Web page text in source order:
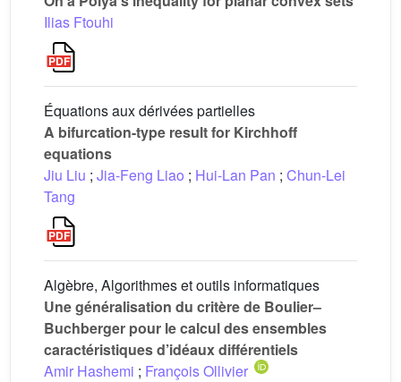
Ilias Ftouhi
Équations aux dérivées partielles
A bifurcation-type result for Kirchhoff
equations
Jiu Liu ; Jia-Feng Liao ; Hui-Lan Pan ; Chun-Lei
Tang
Algèbre, Algorithmes et outils informatiques
Une généralisation du critère de Boulier–
Buchberger pour le calcul des ensembles
caractéristiques d’idéaux différentiels
Amir Hashemi ; François Ollivier